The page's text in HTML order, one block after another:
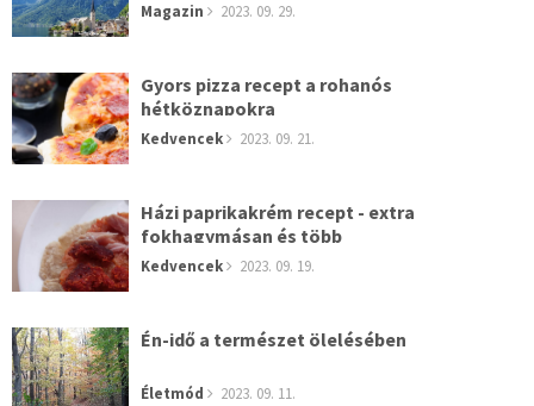
Magazin 2023. 09. 29.
Gyors pizza recept a rohanós
hétköznapokra
Kedvencek 2023. 09. 21.
Házi paprikakrém recept - extra
fokhagymásan és több
Kedvencek 2023. 09. 19.
Én-idő a természet ölelésében
Életmód 2023. 09. 11.